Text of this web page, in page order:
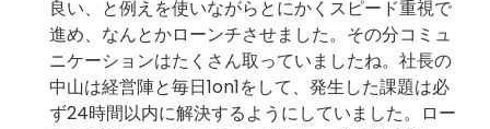
良い、と例えを使いながらとにかくスピード重視で
進め、なんとかローンチさせました。その分コミュ
ニケーションはたくさん取っていましたね。社長の
中山は経営陣と毎日1on1をして、発生した課題は必
ず24時間以内に解決するようにしていました。ロー